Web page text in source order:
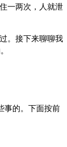
一两次，人就泄
。接下来聊聊我
事的。下面按前